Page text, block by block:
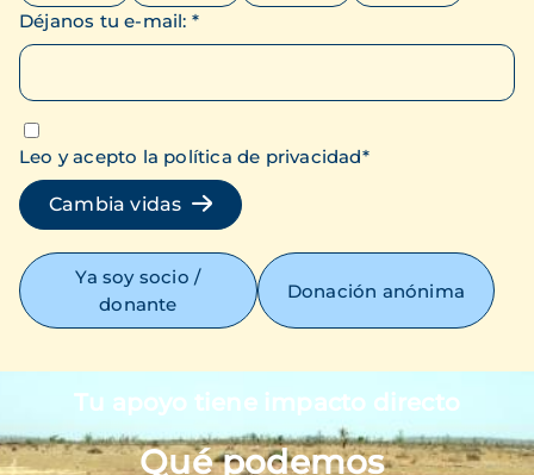
Déjanos tu e-mail: *
Leo y acepto la política de privacidad*
Cambia vidas
Ya soy socio /
donante
Donación anónima
Tu apoyo tiene impacto directo
Qué podemos